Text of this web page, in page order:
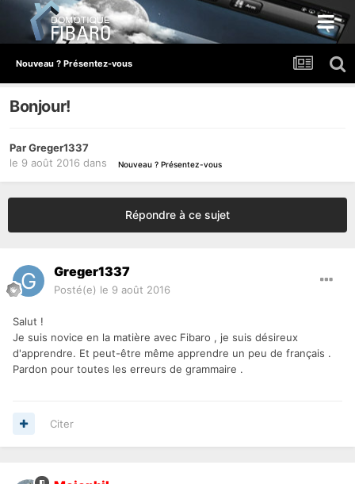
Nouveau ? Présentez-vous
Bonjour!
ParGreger1337
le 9 août 2016 dans Nouveau ? Présentez-vous
Répondre à ce sujet
Greger1337
Posté(e) le 9 août 2016
Salut !
Je suis novice en la matière avec Fibaro , je suis désireux
d'apprendre. Et peut-être même apprendre un peu de français .
Pardon pour toutes les erreurs de grammaire .
Citer